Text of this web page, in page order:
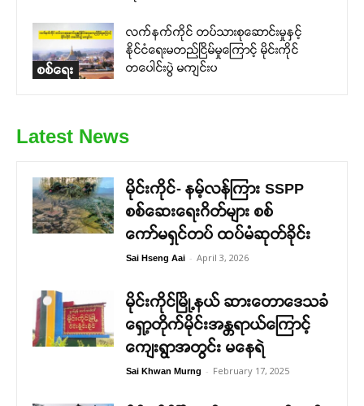
စစ်ရေး
လက်နက်ကိုင် တပ်သားစုဆောင်းမှုနှင့်
နိုင်ငံရေးမတည်ငြိမ်မှုကြောင့် မိုင်းကိုင်
တပေါင်းပွဲ မကျင်းပ
Latest News
မိုင်းကိုင်- နမ့်လန်ကြား SSPP
စစ်ဆေးရေးဂိတ်များ စစ်
ကော်မရှင်တပ် ထပ်မံဆုတ်ခိုင်း
Sai Hseng Aai - April 3, 2026
မိုင်းကိုင်မြို့နယ် ဆားတောဒေသခံ
ရှော့တိုက်မိုင်းအန္တရာယ်ကြောင့်
ကျေးရွာအတွင်း မနေရဲ
Sai Khwan Murng - February 17, 2025